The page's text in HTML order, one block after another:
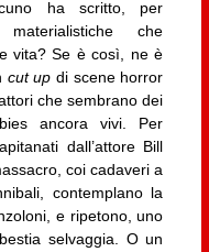
ha scritto, per
che
vita? Se è così, ne è
cut up di scene horror
che sembrano dei
ancora vivi. Per
dall’attore Bill
coi cadaveri a
contemplano la
e ripetono, uno
selvaggia. O un